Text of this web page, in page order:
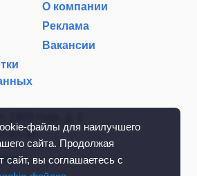
файлы для наилучшего
сайта. Продолжая
сайт, вы соглашаетесь с
О компании
Реклама
Вакансии
85-35